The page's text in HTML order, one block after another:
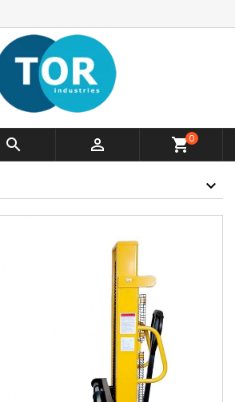
  shopping_cart0